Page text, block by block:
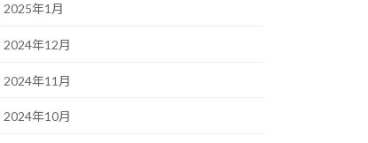
2025年1月
2024年12月
2024年11月
2024年10月